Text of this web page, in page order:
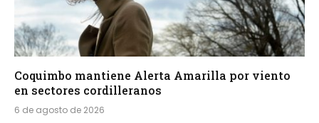
Coquimbo mantiene Alerta Amarilla por viento
en sectores cordilleranos
6 de agosto de 2026